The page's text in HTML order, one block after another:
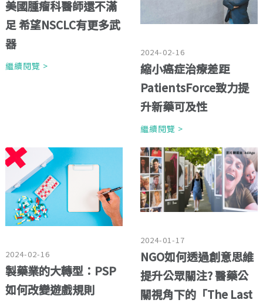
美國腫瘤科醫師還不滿
足 希望NSCLC有更多武
器
繼續閱覽 >
2024-02-16
縮小癌症治療差距
PatientsForce致力提
升新藥可及性
繼續閱覽 >
2024-02-16
製藥業的大轉型：PSP
如何改變遊戲規則
2024-01-17
NGO如何透過創意思維
提升公眾關注? 醫藥公
關視角下的「The Last